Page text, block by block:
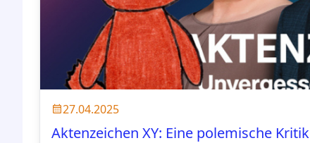
27.04.2025
Aktenzeichen XY: Eine polemische Kritik